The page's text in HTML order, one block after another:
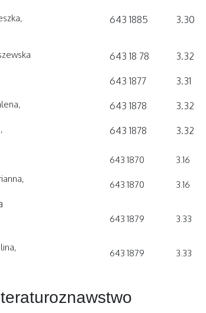
643 1885 3.30
643 18 78 3.32
643 1877 3.31
643 1878 3.32
643 1878 3.32
643 1870 3.16
643 1870 3.16
643 1879 3.33
643 1879 3.33